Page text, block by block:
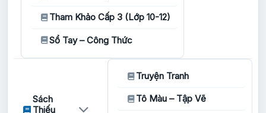
Tham Khảo Cấp 3 (Lớp 10-12)
Sổ Tay – Công Thức
Sách
Thiếu
Truyện Tranh
Tô Màu – Tập Vẽ